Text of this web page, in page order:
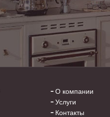
О компании
Услуги
Контакты